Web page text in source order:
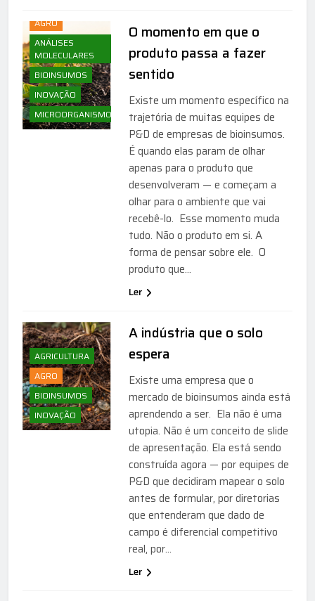
AGRO
ANÁLISES
MOLECULARES
BIOINSUMOS
INOVAÇÃO
MICROORGANISMOS
O momento em que o
produto passa a fazer
sentido
Existe um momento específico na
trajetória de muitas equipes de
P&D de empresas de bioinsumos.
É quando elas param de olhar
apenas para o produto que
desenvolveram — e começam a
olhar para o ambiente que vai
recebê-lo. Esse momento muda
tudo. Não o produto em si. A
forma de pensar sobre ele. O
produto que…
Ler
AGRICULTURA
AGRO
BIOINSUMOS
INOVAÇÃO
A indústria que o solo
espera
Existe uma empresa que o
mercado de bioinsumos ainda está
aprendendo a ser. Ela não é uma
utopia. Não é um conceito de slide
de apresentação. Ela está sendo
construída agora — por equipes de
P&D que decidiram mapear o solo
antes de formular, por diretorias
que entenderam que dado de
campo é diferencial competitivo
real, por…
Ler